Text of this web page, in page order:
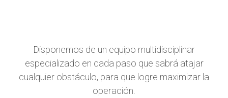
Disponemos de un equipo multidisciplinar
especializado en cada paso que sabrá atajar
cualquier obstáculo, para que logre maximizar la
operación.